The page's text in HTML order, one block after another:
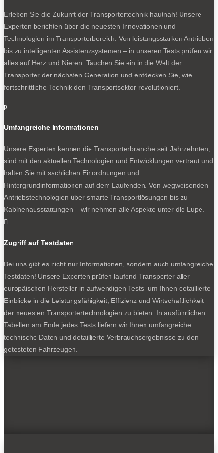
Erleben Sie die Zukunft der Transportertechnik hautnah! Unsere
Experten berichten über die neuesten Innovationen und
Technologien im Transporterbereich. Von leistungsstarken Antrieben
bis zu intelligenten Assistenzsystemen – in unseren Tests prüfen wir
alles auf Herz und Nieren. Tauchen Sie ein in die Welt der
Transporter der nächsten Generation und entdecken Sie, wie
fortschrittliche Technik den Transportsektor revolutioniert.
p
Umfangreiche Informationen
Unsere Experten kennen die Transporterbranche seit Jahrzehnten,
sind mit den aktuellen Technologien und Entwicklungen vertraut und
halten Sie mit sachlichen Einordnungen und
Hintergrundinformationen auf dem Laufenden. Von wegweisenden
Antriebstechnologien über smarte Transportlösungen bis zu
Kabinenausstattungen – wir nehmen alle Aspekte unter die Lupe.

Zugriff auf Testdaten
Bei uns gibt es nicht nur Informationen, sondern auch umfangreiche
Testdaten! Unsere Experten prüfen laufend Transporter aller
europäischen Hersteller in aufwendigen Tests, um Ihnen detaillierte
Einblicke in die Leistungsfähigkeit, Effizienz und Wirtschaftlichkeit
der neuesten Transportertechnologien zu bieten. In ausführlichen
Tabellen am Ende jedes Tests liefern wir Ihnen umfangreiche
technische Daten und detaillierte Verbrauchsergebnisse zu den
getesteten Fahrzeugen.